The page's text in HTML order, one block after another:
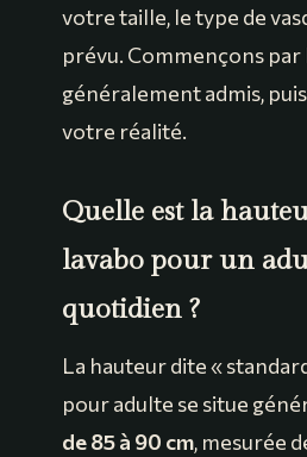
votre taille, le type de
prévu. Commençons par
généralement admis,
votre réalité.
Quelle est la
lavabo pour un
quotidien ?
La hauteur dite «
pour adulte se situe
de 85 à 90 cm, mesurée